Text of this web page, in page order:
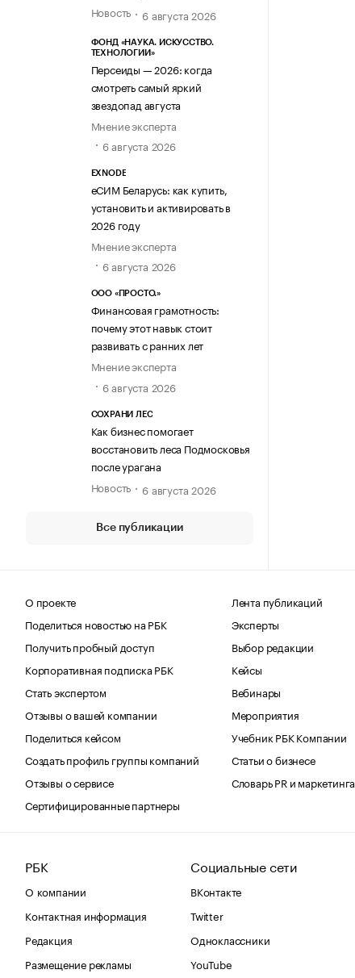
Новость
6 августа 2026
ФОНД «НАУКА. ИСКУССТВО.
ТЕХНОЛОГИИ»
Персеиды — 2026: когда
смотреть самый яркий
звездопад августа
Мнение эксперта
6 августа 2026
EXNODE
еСИМ Беларусь: как купить,
установить и активировать в
2026 году
Мнение эксперта
6 августа 2026
ООО «ПРОСТО.»
Финансовая грамотность:
почему этот навык стоит
развивать с ранних лет
Мнение эксперта
6 августа 2026
СОХРАНИ ЛЕС
Как бизнес помогает
восстановить леса Подмосковья
после урагана
Новость
6 августа 2026
Все публикации
О проекте
Поделиться новостью на РБК
Получить пробный доступ
Корпоративная подписка РБК
Стать экспертом
Отзывы о вашей компании
Поделиться кейсом
Создать профиль группы компаний
Отзывы о сервисе
Сертифицированные партнеры
Лента публикаций
Эксперты
Выбор редакции
Кейсы
Вебинары
Мероприятия
Учебник РБК Компании
Статьи о бизнесе
Словарь PR и маркетинга
РБК
О компании
Контактная информация
Редакция
Размещение рекламы
Социальные сети
ВКонтакте
Twitter
Одноклассники
YouTube